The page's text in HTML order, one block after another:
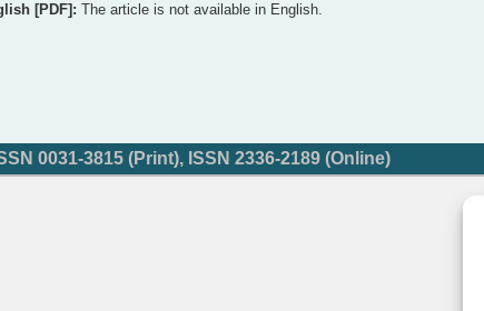
[PDF]: The article is not available in English.
0031-3815 (Print), ISSN 2336-2189 (Online)